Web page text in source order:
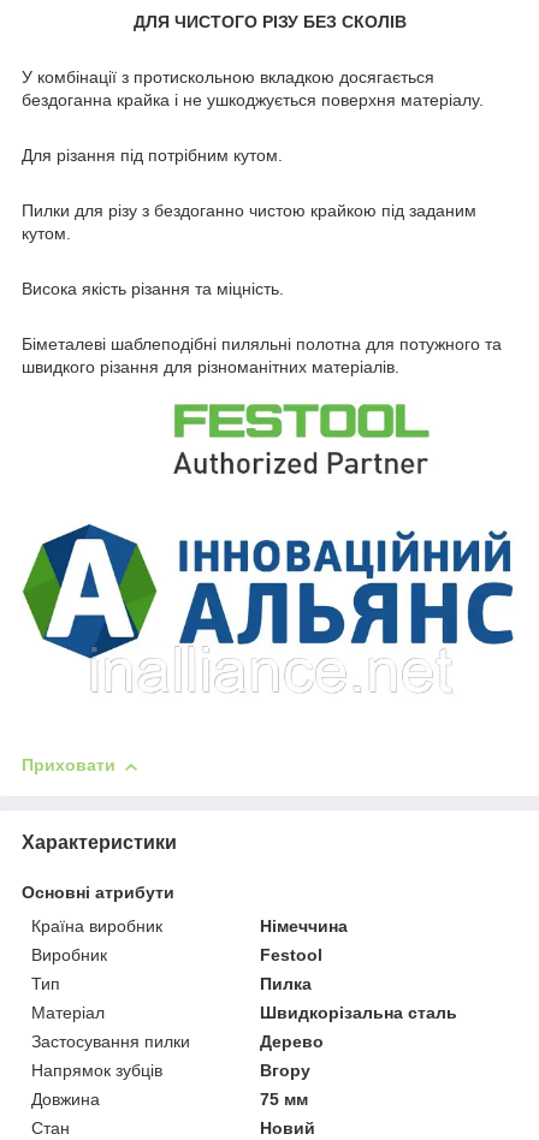
ДЛЯ ЧИСТОГО РІЗУ БЕЗ СКОЛІВ
У комбінації з протискольною вкладкою досягається
бездоганна крайка і не ушкоджується поверхня матеріалу.
Для різання під потрібним кутом.
Пилки для різу з бездоганно чистою крайкою під заданим
кутом.
Висока якість різання та міцність.
Біметалеві шаблеподібні пиляльні полотна для потужного та
швидкого різання для різноманітних матеріалів.
Приховати
Характеристики
Основні атрибути
Країна виробник
Німеччина
Виробник
Festool
Тип
Пилка
Матеріал
Швидкорізальна сталь
Застосування пилки
Дерево
Напрямок зубців
Вгору
Довжина
75 мм
Стан
Новий